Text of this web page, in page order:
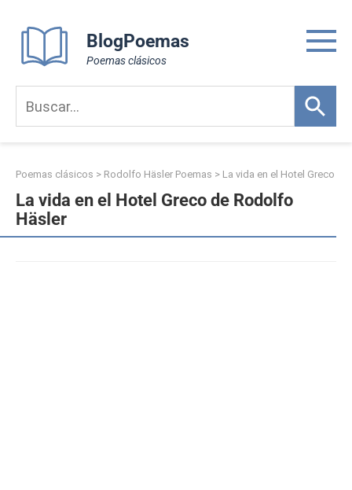
content
BlogPoemas
Poemas clásicos
Poemas clásicos > Rodolfo Häsler Poemas > La vida en el Hotel Greco
La vida en el Hotel Greco de Rodolfo
Häsler